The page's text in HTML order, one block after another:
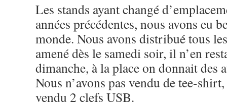
Les stands ayant changé
années précédentes, nous avons eu
monde. Nous avons distribué tous
amené dès le samedi soir, il n’en
dimanche, à la place on donnait des
Nous n’avons pas vendu de tee-
vendu 2 clefs USB.